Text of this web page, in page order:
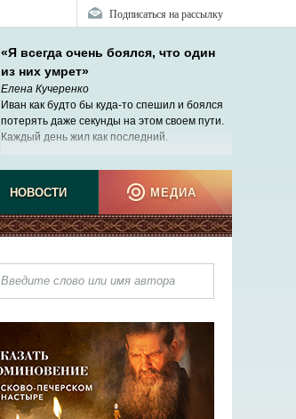
Подписаться на рассылку
«Я всегда очень боялся, что один
из них умрет»
Елена Кучеренко
Иван как будто бы куда-то спешил и боялся
потерять даже секунды на этом своем пути.
Каждый день жил как последний.
НОВОСТИ МЕДИА